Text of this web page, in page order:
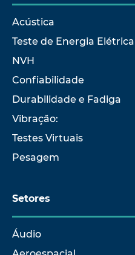
Acústica
Teste de Energia Elétrica
NVH
Confiabilidade
Durabilidade e Fadiga
Vibração:
Testes Virtuais
Pesagem
Setores
Áudio